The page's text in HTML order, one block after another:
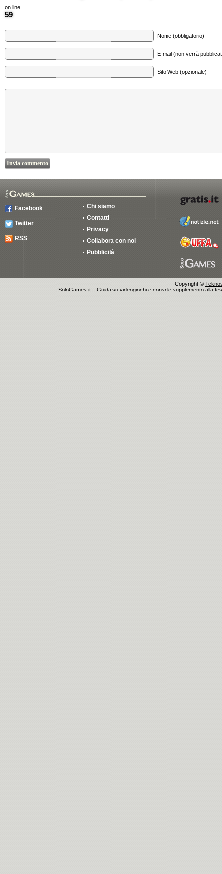
on line
59
Nome (obbligatorio)
E-mail (non verrà
Sito Web (opzionale)
Facebook
Twitter
RSS
Chi siamo
Contatti
Privacy
Collabora con noi
Pubblicità
Copyright ©
SoloGames.it – Guida su videogiochi e console supplemento alla